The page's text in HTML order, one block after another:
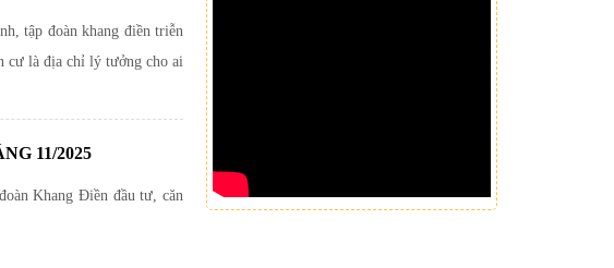
tập đoàn khang điền triễn
cư là địa chỉ lý tưởng cho ai
11/2025
Khang Điền đầu tư, căn